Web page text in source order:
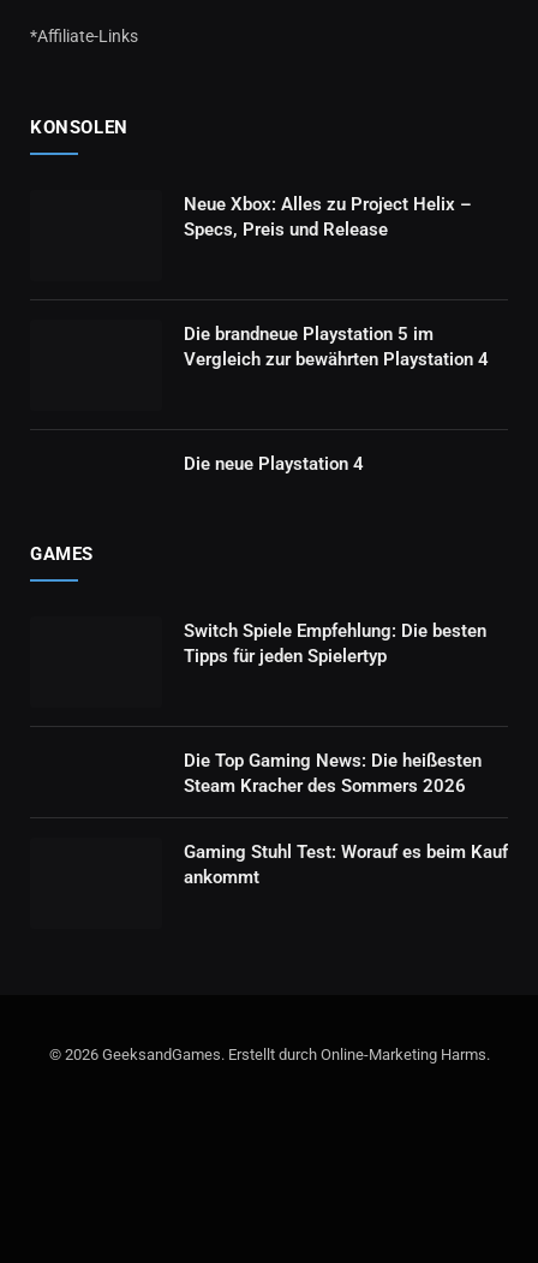
*Affiliate-Links
KONSOLEN
Neue Xbox: Alles zu Project Helix –
Specs, Preis und Release
Die brandneue Playstation 5 im
Vergleich zur bewährten Playstation 4
Die neue Playstation 4
GAMES
Switch Spiele Empfehlung: Die besten
Tipps für jeden Spielertyp
Die Top Gaming News: Die heißesten
Steam Kracher des Sommers 2026
Gaming Stuhl Test: Worauf es beim Kauf
ankommt
© 2026 GeeksandGames. Erstellt durch Online-Marketing Harms.